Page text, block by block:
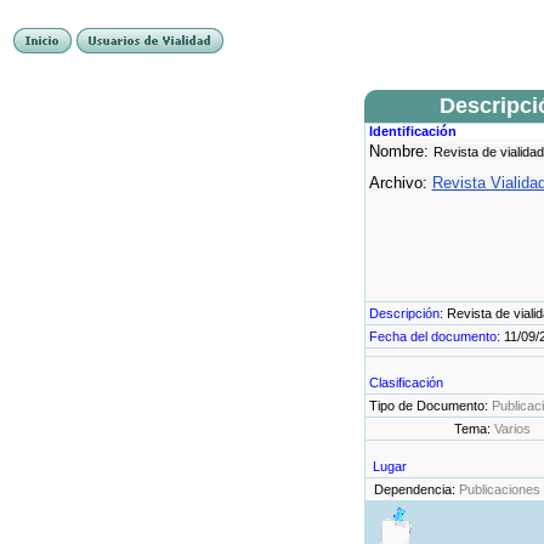
Identificación
Nombre: Revista de
Archivo: Revista
Descripción: Revista de
Fecha del documento: 11/09/
Clasificación
Tipo de Documento:
Tema: Varios
Lugar
Dependencia: